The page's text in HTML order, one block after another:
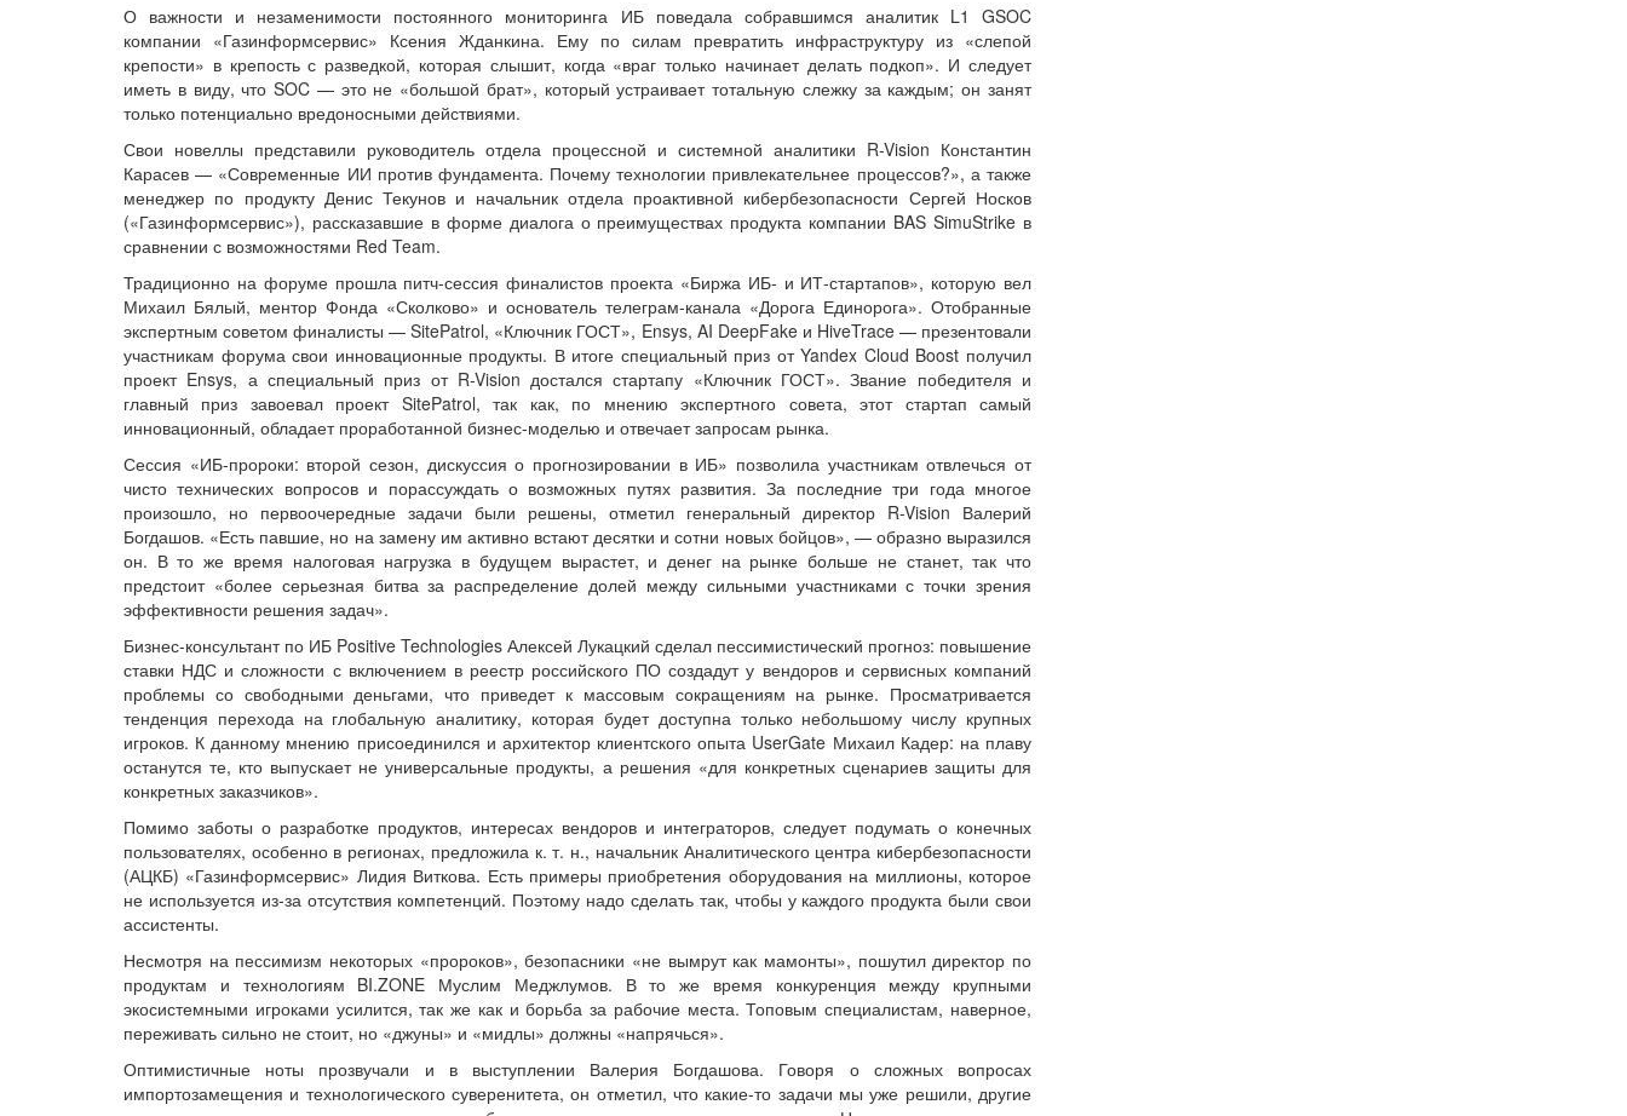
О важности и незаменимости постоянного мониторинга ИБ поведала собравшимся аналитик L1 GSOC
компании «Газинформсервис» Ксения Жданкина. Ему по силам превратить инфраструктуру из «слепой
крепости» в крепость с разведкой, которая слышит, когда «враг только начинает делать подкоп». И следует
иметь в виду, что SOC — это не «большой брат», который устраивает тотальную слежку за каждым; он занят
только потенциально вредоносными действиями.
Свои новеллы представили руководитель отдела процессной и системной аналитики R-Vision Константин
Карасев — «Современные ИИ против фундамента. Почему технологии привлекательнее процессов?», а также
менеджер по продукту Денис Текунов и начальник отдела проактивной кибербезопасности Сергей Носков
(«Газинформсервис»), рассказавшие в форме диалога о преимуществах продукта компании BAS SimuStrike в
сравнении с возможностями Red Team.
Традиционно на форуме прошла питч-сессия финалистов проекта «Биржа ИБ- и ИТ-стартапов», которую вел
Михаил Бялый, ментор Фонда «Сколково» и основатель телеграм-канала «Дорога Единорога». Отобранные
экспертным советом финалисты — SitePatrol, «Ключник ГОСТ», Ensys, AI DeepFake и HiveTrace — презентовали
участникам форума свои инновационные продукты. В итоге специальный приз от Yandex Cloud Boost получил
проект Ensys, а специальный приз от R-Vision достался стартапу «Ключник ГОСТ». Звание победителя и
главный приз завоевал проект SitePatrol, так как, по мнению экспертного совета, этот стартап самый
инновационный, обладает проработанной бизнес-моделью и отвечает запросам рынка.
Сессия «ИБ-пророки: второй сезон, дискуссия о прогнозировании в ИБ» позволила участникам отвлечься от
чисто технических вопросов и порассуждать о возможных путях развития. За последние три года многое
произошло, но первоочередные задачи были решены, отметил генеральный директор R-Vision Валерий
Богдашов. «Есть павшие, но на замену им активно встают десятки и сотни новых бойцов», — образно выразился
он. В то же время налоговая нагрузка в будущем вырастет, и денег на рынке больше не станет, так что
предстоит «более серьезная битва за распределение долей между сильными участниками с точки зрения
эффективности решения задач».
Бизнес-консультант по ИБ Positive Technologies Алексей Лукацкий сделал пессимистический прогноз: повышение
ставки НДС и сложности с включением в реестр российского ПО создадут у вендоров и сервисных компаний
проблемы со свободными деньгами, что приведет к массовым сокращениям на рынке. Просматривается
тенденция перехода на глобальную аналитику, которая будет доступна только небольшому числу крупных
игроков. К данному мнению присоединился и архитектор клиентского опыта UserGate Михаил Кадер: на плаву
останутся те, кто выпускает не универсальные продукты, а решения «для конкретных сценариев защиты для
конкретных заказчиков».
Помимо заботы о разработке продуктов, интересах вендоров и интеграторов, следует подумать о конечных
пользователях, особенно в регионах, предложила к. т. н., начальник Аналитического центра кибербезопасности
(АЦКБ) «Газинформсервис» Лидия Виткова. Есть примеры приобретения оборудования на миллионы, которое
не используется из-за отсутствия компетенций. Поэтому надо сделать так, чтобы у каждого продукта были свои
ассистенты.
Несмотря на пессимизм некоторых «пророков», безопасники «не вымрут как мамонты», пошутил директор по
продуктам и технологиям BI.ZONE Муслим Меджлумов. В то же время конкуренция между крупными
экосистемными игроками усилится, так же как и борьба за рабочие места. Топовым специалистам, наверное,
переживать сильно не стоит, но «джуны» и «мидлы» должны «напрячься».
Оптимистичные ноты прозвучали и в выступлении Валерия Богдашова. Говоря о сложных вопросах
импортозамещения и технологического суверенитета, он отметил, что какие-то задачи мы уже решили, другие